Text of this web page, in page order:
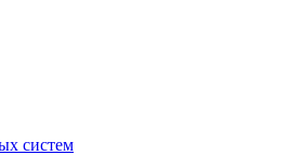
систем